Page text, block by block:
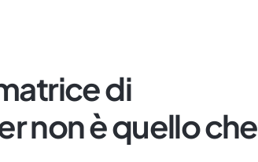
di
non è quello che